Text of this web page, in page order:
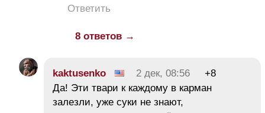
Ответить
8 ответов →
kaktusenko 2 дек, 08:56
+8
Да! Эти твари к каждому в карман
залезли, уже суки не знают,